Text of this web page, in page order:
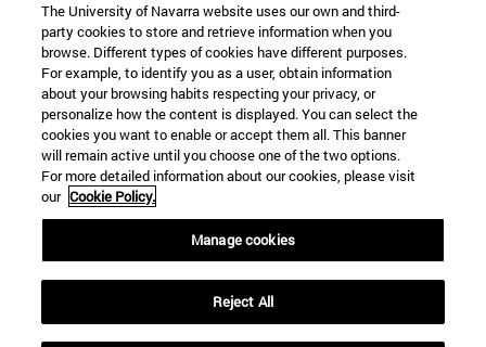
The University of Navarra website uses our own and third-
party cookies to store and retrieve information when you
browse. Different types of cookies have different purposes.
For example, to identify you as a user, obtain information
about your browsing habits respecting your privacy, or
personalize how the content is displayed. You can select the
cookies you want to enable or accept them all. This banner
will remain active until you choose one of the two options.
For more detailed information about our cookies, please visit
our Cookie Policy.
Manage cookies
Reject All